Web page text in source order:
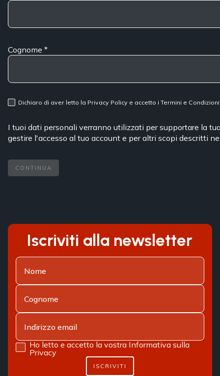
Cognome*
Dichiaro di aver letto la Privacy Policye accetto i Termini e
I tuoi dati personali verranno utilizzati per supportare la
gestire l'accesso al tuo account e per altri scopi descritti
CONTINUA
Iscriviti alla newsletter
Ho letto e accetto la vostra Informativa sulla
Privacy
ISCRIVITI